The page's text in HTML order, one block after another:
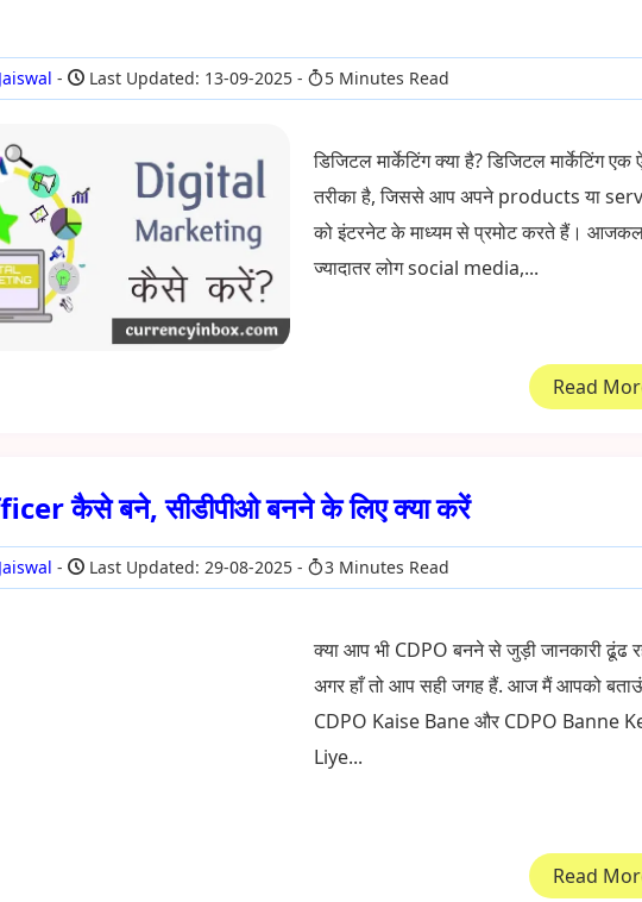
Last Updated: 13-09-2025 5 Minutes Read
डिजिटल मार्केटिंग क्या है? डिजिटल मार्केटिंग एक
तरीका है, जिससे आप अपने products या
को इंटरनेट के माध्यम से प्रमोट करते हैं।
ज्यादातर लोग social media,...
Read
कैसे बने, सीडीपीओ बनने के लिए क्या करें
Last Updated: 29-08-2025 3 Minutes Read
क्या आप भी CDPO बनने से जुड़ी जानकारी ढूंढ
अगर हाँ तो आप सही जगह हैं. आज मैं आपको
CDPO Kaise Bane और CDPO Banne
Liye...
Read